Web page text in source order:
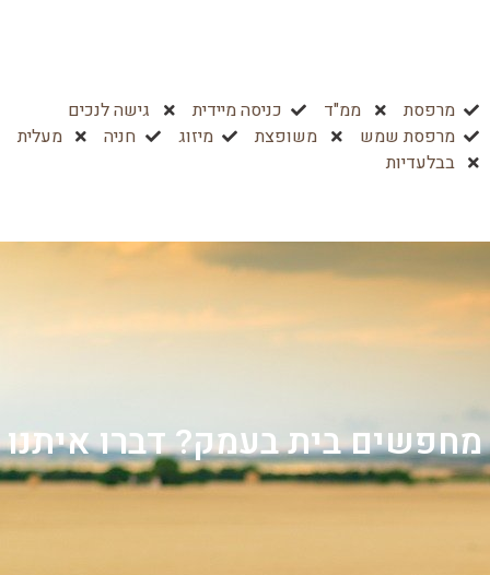
מרפסת ממ"ד כניסה מיידית
גישה לנכים
מרפסת שמש
משופצת מיזוג חניה
מעלית
בבלעדיות
מחפשים בית בעמק? דברו איתנו